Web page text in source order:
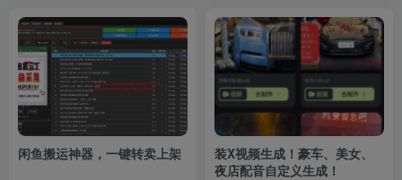
闲鱼搬运神器，一键转卖上架
装X视频生成！豪车、美女、
夜店配音自定义生成！